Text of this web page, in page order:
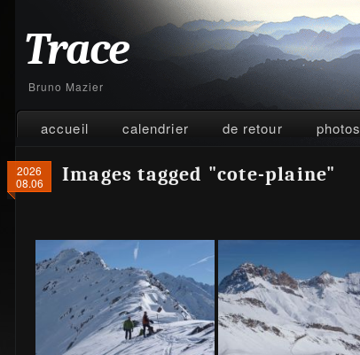
Trace
Bruno Mazier
accueil calendrier de retour photos
2026
08.06
Images tagged "cote-plaine"